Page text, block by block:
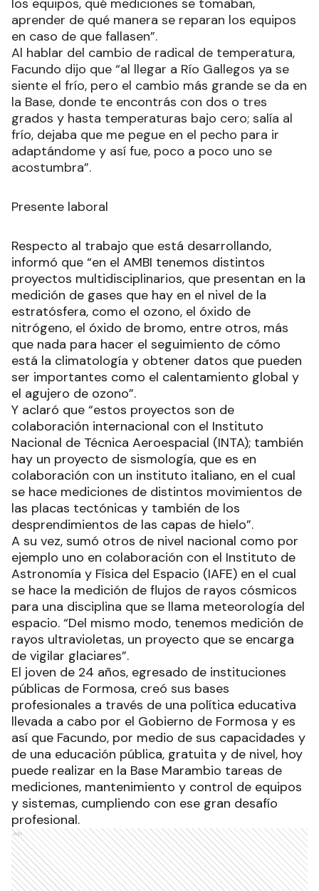
los equipos, qué mediciones se tomaban,
aprender de qué manera se reparan los equipos
en caso de que fallasen”.
Al hablar del cambio de radical de temperatura,
Facundo dijo que “al llegar a Río Gallegos ya se
siente el frío, pero el cambio más grande se da en
la Base, donde te encontrás con dos o tres
grados y hasta temperaturas bajo cero; salía al
frío, dejaba que me pegue en el pecho para ir
adaptándome y así fue, poco a poco uno se
acostumbra”.
Presente laboral
Respecto al trabajo que está desarrollando,
informó que “en el AMBI tenemos distintos
proyectos multidisciplinarios, que presentan en la
medición de gases que hay en el nivel de la
estratósfera, como el ozono, el óxido de
nitrógeno, el óxido de bromo, entre otros, más
que nada para hacer el seguimiento de cómo
está la climatología y obtener datos que pueden
ser importantes como el calentamiento global y
el agujero de ozono”.
Y aclaró que “estos proyectos son de
colaboración internacional con el Instituto
Nacional de Técnica Aeroespacial (INTA); también
hay un proyecto de sismología, que es en
colaboración con un instituto italiano, en el cual
se hace mediciones de distintos movimientos de
las placas tectónicas y también de los
desprendimientos de las capas de hielo”.
A su vez, sumó otros de nivel nacional como por
ejemplo uno en colaboración con el Instituto de
Astronomía y Física del Espacio (IAFE) en el cual
se hace la medición de flujos de rayos cósmicos
para una disciplina que se llama meteorología del
espacio. “Del mismo modo, tenemos medición de
rayos ultravioletas, un proyecto que se encarga
de vigilar glaciares”.
El joven de 24 años, egresado de instituciones
públicas de Formosa, creó sus bases
profesionales a través de una política educativa
llevada a cabo por el Gobierno de Formosa y es
así que Facundo, por medio de sus capacidades y
de una educación pública, gratuita y de nivel, hoy
puede realizar en la Base Marambio tareas de
mediciones, mantenimiento y control de equipos
y sistemas, cumpliendo con ese gran desafío
profesional.
Ads